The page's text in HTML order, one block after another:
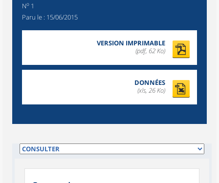
No 1
Paru le : 15/06/2015
VERSION IMPRIMABLE
(pdf, 62 Ko)
DONNÉES
(xls, 26 Ko)